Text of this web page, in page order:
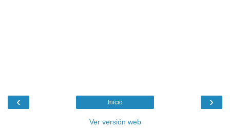
‹ ›
Inicio
Ver versión web